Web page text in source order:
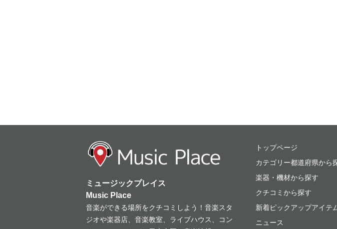
ミュージックプレイス
ミュージックプレイス
Music Place
音楽ができる場所をクチコミしよう！音楽スタ
ジオや楽器店、音楽教室、ライブハウス、コン
トップページ
カテゴリー都道府県から
楽器・機材から探す
クチコミから探す
新着ピックアップアイテ
ニュース